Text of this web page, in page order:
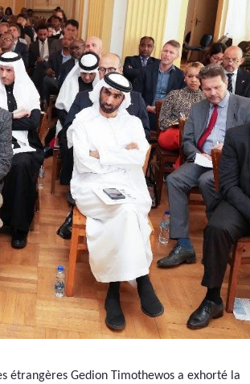
étrangères Gedion Timothewos a exhorté la